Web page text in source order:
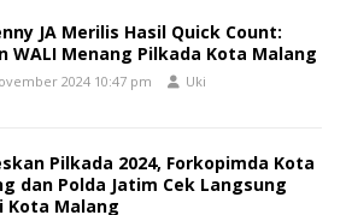
JA Merilis Hasil Quick Count:
WALI Menang Pilkada Kota Malang
2024 10:47 pm Uki
Pilkada 2024, Forkopimda Kota
dan Polda Jatim Cek Langsung
Kota Malang